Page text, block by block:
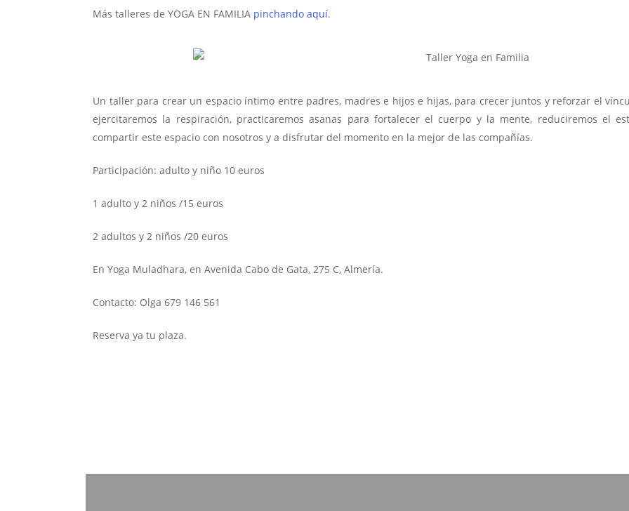
Más talleres de YOGA EN FAMILIA pinchando aquí.
Un taller para crear un espacio íntimo entre padres, madres e hijos e hijas, para crecer juntos y reforzar el
ejercitaremos la respiración, practicaremos asanas para fortalecer el cuerpo y la mente, reduciremos el
compartir este espacio con nosotros y a disfrutar del momento en la mejor de las compañías.
Participación: adulto y niño 10 euros
1 adulto y 2 niños /15 euros
2 adultos y 2 niños /20 euros
En Yoga Muladhara, en Avenida Cabo de Gata, 275 C, Almería.
Contacto: Olga 679 146 561
Reserva ya tu plaza.